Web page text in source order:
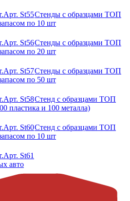
Арт. St55Стенды с образцами ТОП
по 10 шт
Арт. St56Стенды с образцами ТОП
по 20 шт
Арт. St57Стенды с образцами ТОП
по 50 шт
Арт. St58Стенд с образцами ТОП
пластика и 100 металла)
Арт. St60Стенд с образцами ТОП
по 10 шт
Арт. St61
авто